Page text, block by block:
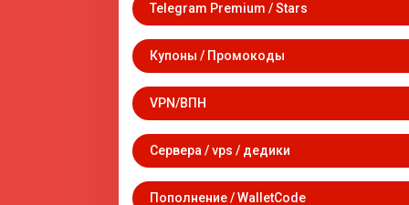
Telegram Premium / Stars
Купоны / Промокоды
VPN/ВПН
Сервера / vps / дедики
Пополнение / WalletCode